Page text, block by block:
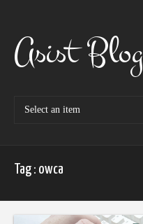
contentAsist Blog
Tag : owca